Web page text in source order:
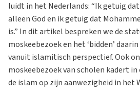
luidt in het Nederlands: “Ik getuig
alleen God en ik getuig dat
is.” In dit artikel bespreken we de
moskeebezoek en het ‘bidden’
vanuit islamitisch perspectief. Ook
moskeebezoek van scholen kadert
de islam op zijn aanwezigheid in het